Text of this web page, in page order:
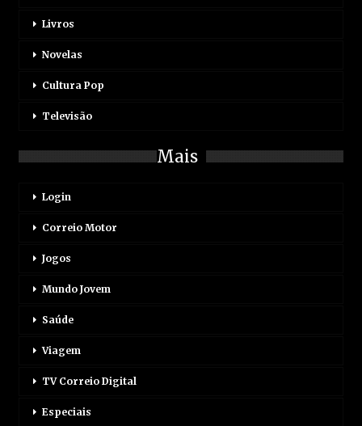
Livros
Novelas
Cultura Pop
Televisão
Mais
Login
Correio Motor
Jogos
Mundo Jovem
Saúde
Viagem
TV Correio Digital
Especiais